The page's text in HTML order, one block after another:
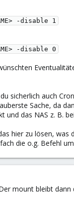
-disable 1
-disable 0
sicherlich auch
Sache, da
und das NAS z. B.
hier zu lösen,
die o.g. Befehl
mount bleibt